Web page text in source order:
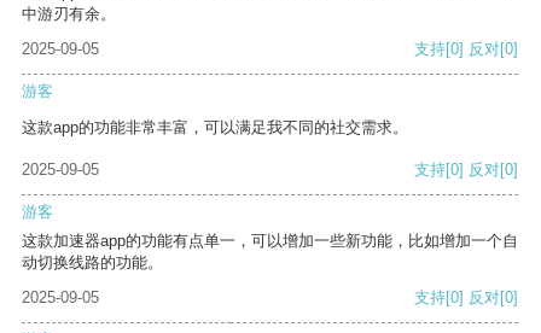
中游刃有余。
2025-09-05
支持[0] 反对[0]
游客
这款app的功能非常丰富，可以满足我不同的社交需求。
2025-09-05 支持[0] 反对[0]
游客
这款加速器app的功能有点单一，可以增加一些新功能，比如增加一个自
动切换线路的功能。
2025-09-05
支持[0] 反对[0]